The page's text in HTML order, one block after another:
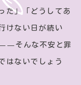
た」「どうしてあ
けない日が続い
そんな不安と罪
はないでしょう